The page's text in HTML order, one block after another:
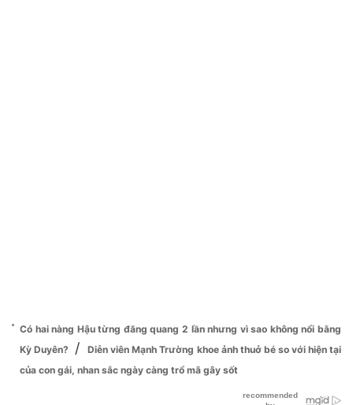
Có hai nàng Hậu từng đăng quang 2 lần nhưng vì sao không nổi bằng
Kỳ Duyên?
/
Diễn viên Mạnh Trường khoe ảnh thuở bé so với hiện tại
của con gái, nhan sắc ngày càng trổ mã gây sốt